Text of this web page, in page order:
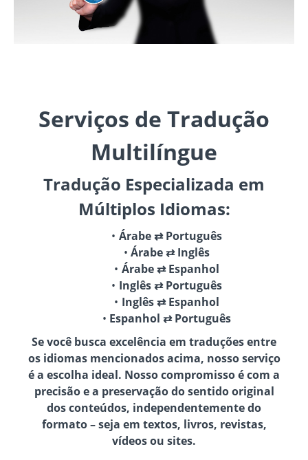
Serviços de Tradução
Multilíngue
Tradução Especializada em
Múltiplos Idiomas:
Árabe ⇄ Português
Árabe ⇄ Inglês
Árabe ⇄ Espanhol
Inglês ⇄ Português
Inglês ⇄ Espanhol
Espanhol ⇄ Português
Se você busca excelência em traduções entre
os idiomas mencionados acima, nosso serviço
é a escolha ideal. Nosso compromisso é com a
precisão e a preservação do sentido original
dos conteúdos, independentemente do
formato – seja em textos, livros, revistas,
vídeos ou sites.